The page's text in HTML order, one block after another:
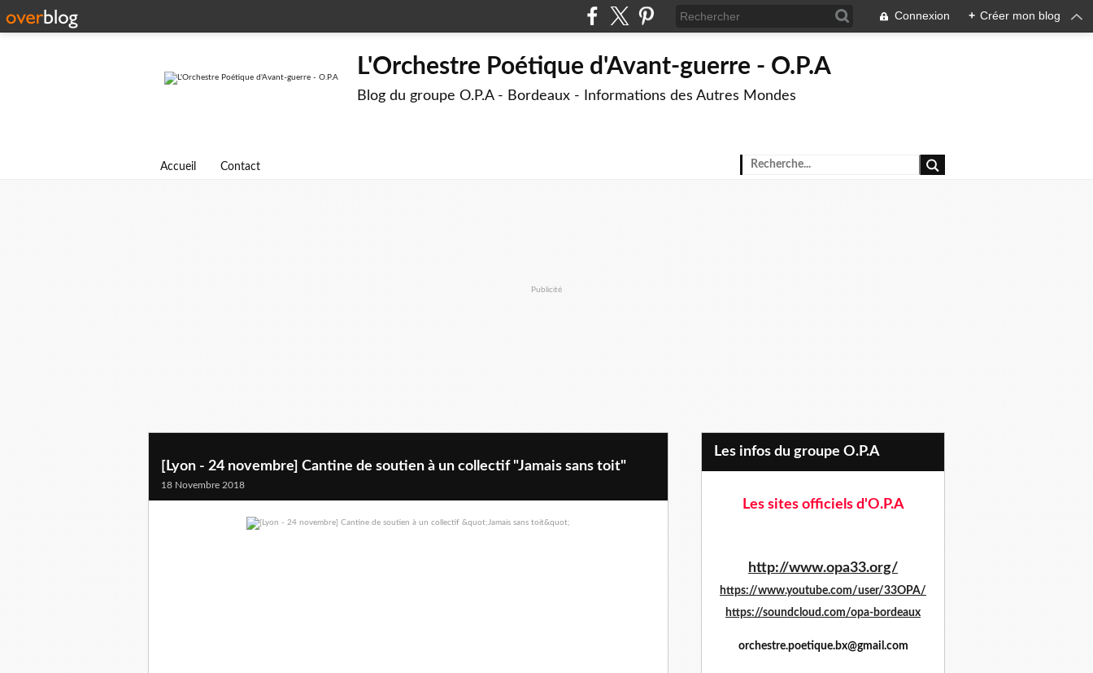
Connexion + Créer mon blog
L'Orchestre Poétique d'Avant-guerre - O.P.A
Blog du groupe O.P.A - Bordeaux - Informations des Autres Mondes
Accueil Contact
Publicité
[Lyon - 24 novembre] Cantine de soutien à un collectif "Jamais sans toit"
18 Novembre 2018
Les infos du groupe O.P.A
Les sites officiels d'O.P.A
http://www.opa33.org/
https://www.youtube.com/user/33OPA/
https://soundcloud.com/opa-bordeaux
orchestre.poetique.bx@gmail.com